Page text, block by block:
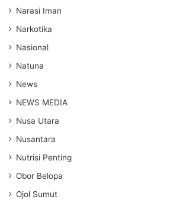
Narasi Iman
Narkotika
Nasional
Natuna
News
NEWS MEDIA
Nusa Utara
Nusantara
Nutrisi Penting
Obor Belopa
Ojol Sumut